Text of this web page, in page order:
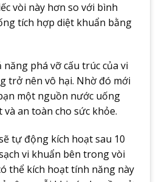
vòi này hơn so với bình
tích hợp diệt khuẩn bằng
năng phá vỡ cấu trúc của vi
trở nên vô hại. Nhờ đó mới
một nguồn nước uống
an toàn cho sức khỏe.
tự động kích hoạt sau 10
vi khuẩn bên trong vòi
thể kích hoạt tính năng này